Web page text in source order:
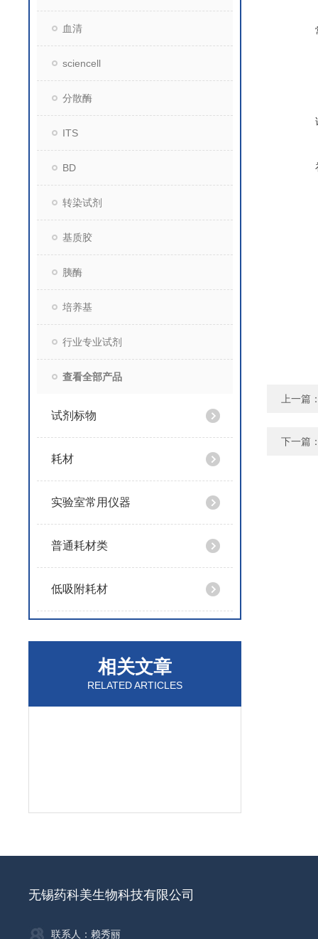
血清
sciencell
分散酶
ITS
BD
转染试剂
基质胶
胰酶
培养基
行业专业试剂
查看全部产品
试剂标物
耗材
实验室常用仪器
普通耗材类
低吸附耗材
相关文章
RELATED ARTICLES
上一篇
下一篇
无锡药科美生物科技有限公司
联系人：赖秀丽